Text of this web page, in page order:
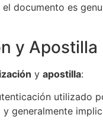
documento es
y Apostilla
y apostilla:
utilizado
generalmente